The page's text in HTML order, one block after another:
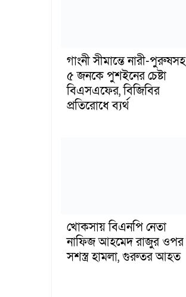
গাংনী সীমান্তে নারী-পুরুষসহ
৫ জনকে পুশইনের চেষ্টা
বিএসএফের, বিজিবির
প্রতিরোধে ব্যর্থ
খোকসায় বিএনপি নেতা
নাফিজ আহমেদ রাজুর ওপর
সশস্ত্র হামলা, গুরুতর আহত